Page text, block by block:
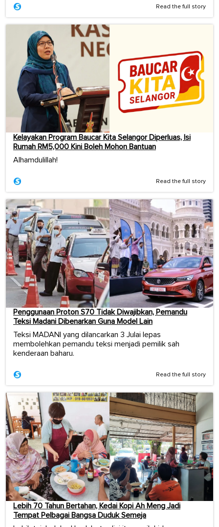
Read the full story
Kelayakan Program Baucar Kita Selangor Diperluas, Isi
Rumah RM5,000 Kini Boleh Mohon Bantuan
Alhamdulillah!
Read the full story
Penggunaan Proton S70 Tidak Diwajibkan, Pemandu
Teksi Madani Dibenarkan Guna Model Lain
Teksi MADANI yang dilancarkan 3 Julai lepas
membolehkan pemandu teksi menjadi pemilik sah
kenderaan baharu.
Read the full story
Lebih 70 Tahun Bertahan, Kedai Kopi Ah Meng Jadi
Tempat Pelbagai Bangsa Duduk Semeja